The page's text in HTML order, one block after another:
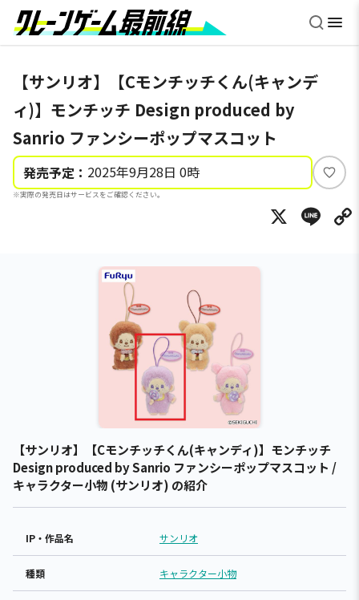
【サンリオ】【Cモンチッチくん(キャンデ
ィ)】モンチッチ Design produced by
Sanrio ファンシーポップマスコット
発売予定： 2025年9月28日 0時
※実際の発売日はサービスをご確認ください。
い
ね
X
【サンリオ】【Cモンチッチくん(キャンディ)】モンチッチ
Design produced by Sanrio ファンシーポップマスコット /
キャラクター小物 (サンリオ) の紹介
IP・作品名 サンリオ
種類 キャラクター小物